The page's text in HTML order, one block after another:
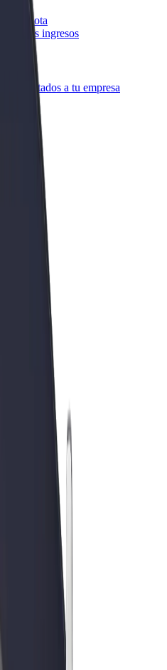
de flota
tus ingresos
adaptados a tu empresa
a